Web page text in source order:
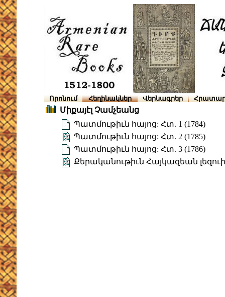
Որոնում Հեղինակներ Վերնագրեր
Միքայէլ Չամչեանց
Պատմութիւն հայոց: Հտ. 1 (1784)
Պատմութիւն հայոց: Հտ. 2 (1785)
Պատմութիւն հայոց: Հտ. 3 (1786)
Քերականութիւն Հայկազեան լեզուի